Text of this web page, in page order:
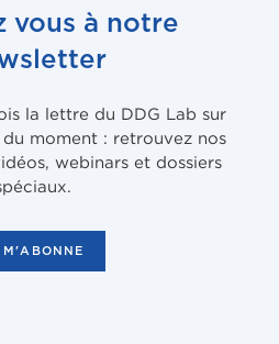
vous à notre
la lettre du DDG Lab sur
moment : retrouvez nos
webinars et dossiers
M'ABONNE